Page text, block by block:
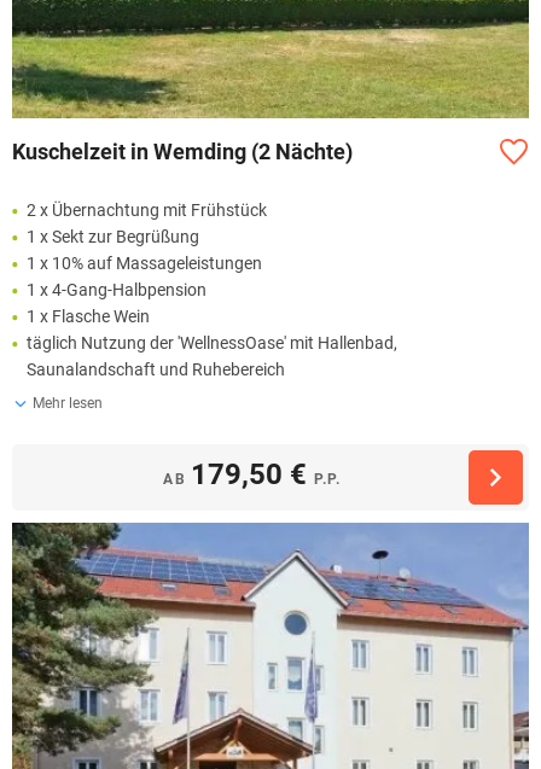
Kuschelzeit in Wemding (2 Nächte)
2 x Übernachtung mit Frühstück
1 x Sekt zur Begrüßung
1 x 10% auf Massageleistungen
1 x 4-Gang-Halbpension
1 x Flasche Wein
täglich Nutzung der 'WellnessOase' mit Hallenbad,
Saunalandschaft und Ruhebereich
Mehr lesen
AB 179,50 € P.P.